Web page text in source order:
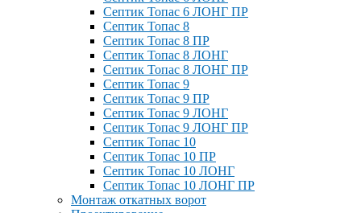
Септик Топас 6 ЛОНГ ПР
Септик Топас 8
Септик Топас 8 ПР
Септик Топас 8 ЛОНГ
Септик Топас 8 ЛОНГ ПР
Септик Топас 9
Септик Топас 9 ПР
Септик Топас 9 ЛОНГ
Септик Топас 9 ЛОНГ ПР
Септик Топас 10
Септик Топас 10 ПР
Септик Топас 10 ЛОНГ
Септик Топас 10 ЛОНГ ПР
Монтаж откатных ворот